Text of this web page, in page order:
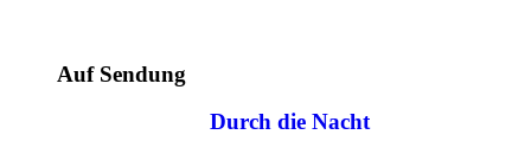
Auf Sendung
Durch die Nacht